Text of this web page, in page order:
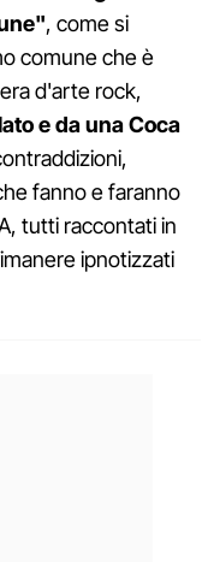
, come si
comune che è
d'arte rock,
e da una Coca
fanno e faranno
tutti raccontati in
ipnotizzati